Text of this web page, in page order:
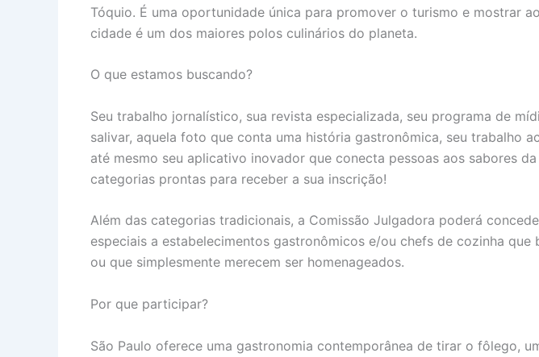
Tóquio. É uma oportunidade única para promover o turismo e mostrar
cidade é um dos maiores polos culinários do planeta.
O que estamos buscando?
Seu trabalho jornalístico, sua revista especializada, seu programa de
salivar, aquela foto que conta uma história gastronômica, seu trabalho
até mesmo seu aplicativo inovador que conecta pessoas aos sabores
categorias prontas para receber a sua inscrição!
Além das categorias tradicionais, a Comissão Julgadora poderá
especiais a estabelecimentos gastronômicos e/ou chefs de cozinha que
ou que simplesmente merecem ser homenageados.
Por que participar?
São Paulo oferece uma gastronomia contemporânea de tirar o fôlego,